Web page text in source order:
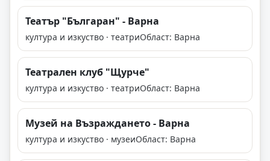
Театър "Българан" - Варна
култура и изкуство · театриОбласт: Варна
Театрален клуб "Щурче"
култура и изкуство · театриОбласт: Варна
Музей на Възраждането - Варна
култура и изкуство · музеиОбласт: Варна